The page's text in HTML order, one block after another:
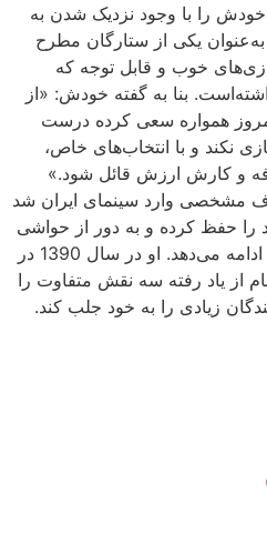
خودش را با وجود نزدیک شدن به
یکی از ستارگان مطرح
خوب و قابل توجه که
بنا به گفته خودش: «از
همواره سعی کرده درست
نکند و با انتخاب‌های خاص،
و کارش ارزش قائل شود.»
مشخصی وارد سینمای ایران شد
را حفظ کرده و به دور از حواشی
و با پشت‌کار و جدیت به راهش ادامه می‌دهد. او در سال 1390 در
از یاد رفته سه نقش متفاوت را
زیادی را به خود جلب کند.